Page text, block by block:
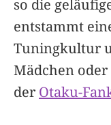
so die
entstammt
Tuningkultur
Mädchen
der Otaku-